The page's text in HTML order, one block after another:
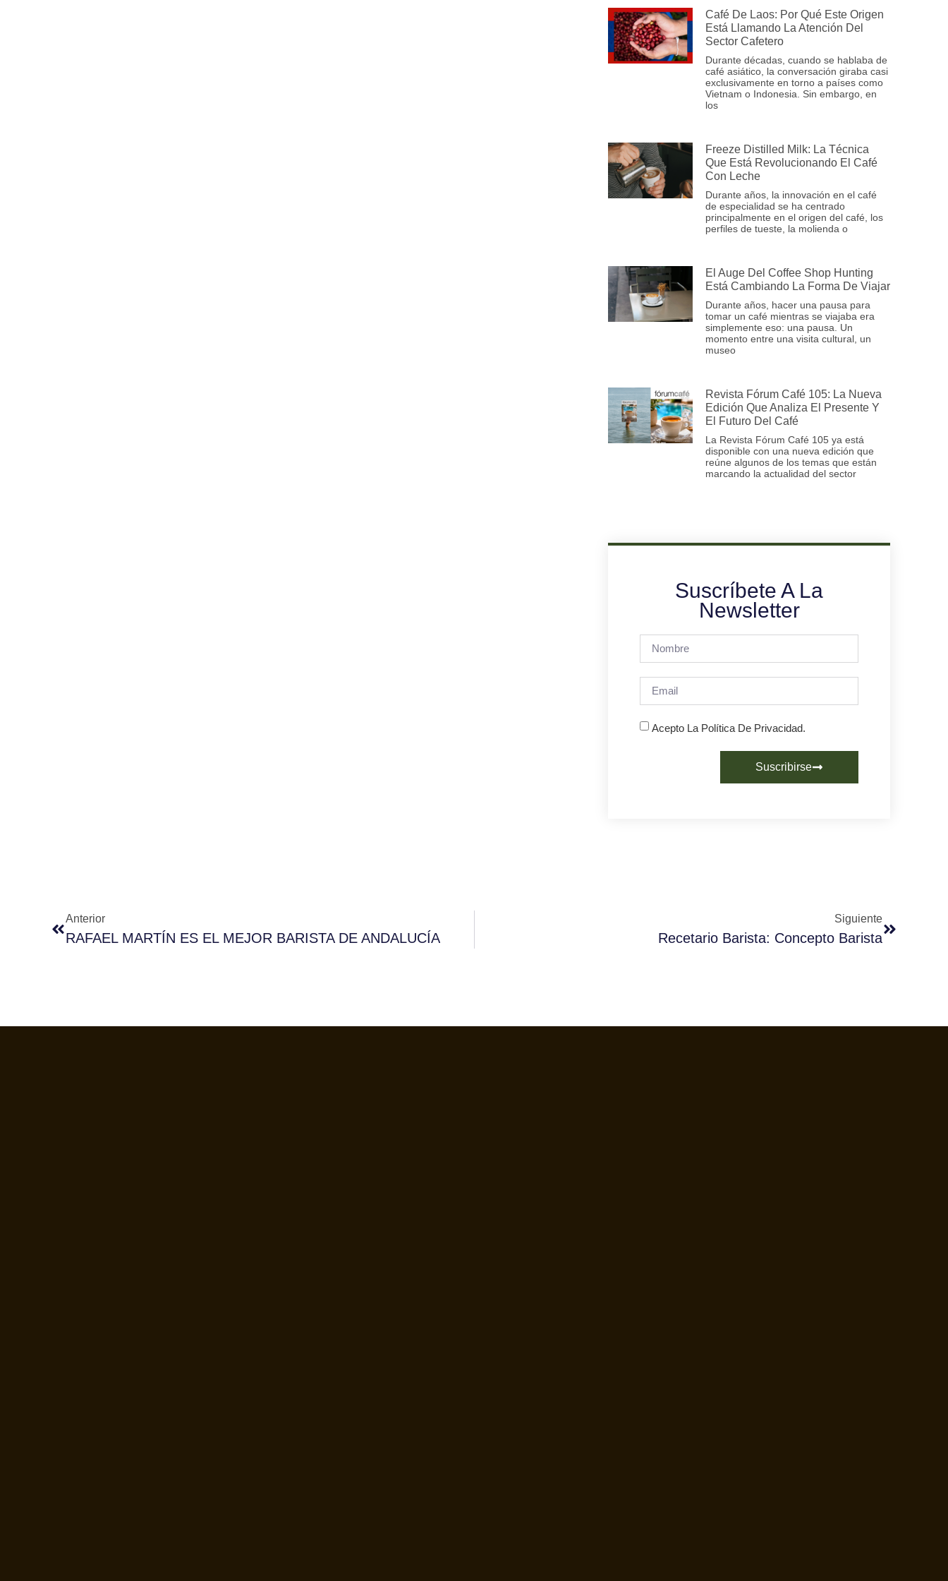
Café De Laos: Por Qué Este Origen
Está Llamando La Atención Del
Sector Cafetero
Durante décadas, cuando se hablaba de
café asiático, la conversación giraba casi
exclusivamente en torno a países como
Vietnam o Indonesia. Sin embargo, en
los
Freeze Distilled Milk: La Técnica
Que Está Revolucionando El Café
Con Leche
Durante años, la innovación en el café
de especialidad se ha centrado
principalmente en el origen del café, los
perfiles de tueste, la molienda o
El Auge Del Coffee Shop Hunting
Está Cambiando La Forma De Viajar
Durante años, hacer una pausa para
tomar un café mientras se viajaba era
simplemente eso: una pausa. Un
momento entre una visita cultural, un
museo
Revista Fórum Café 105: La Nueva
Edición Que Analiza El Presente Y
El Futuro Del Café
La Revista Fórum Café 105 ya está
disponible con una nueva edición que
reúne algunos de los temas que están
marcando la actualidad del sector
Suscríbete A La
Newsletter
Acepto La Política De Privacidad.
Suscribirse
Anterior
RAFAEL MARTÍN ES EL MEJOR BARISTA DE ANDALUCÍA
Siguiente
Recetario Barista: Concepto Barista